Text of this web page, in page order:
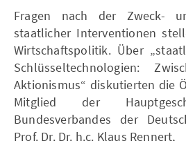
Fragen nach der Zweck-
staatlicher Interventionen
Wirtschaftspolitik. Über
Schlüsseltechnologien:
Aktionismus“ diskutierten die
Mitglied der
Bundesverbandes der
Prof. Dr. Dr. h.c. Klaus Rennert,